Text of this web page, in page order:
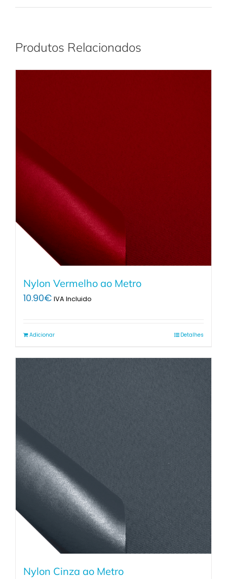
Produtos Relacionados
Nylon Vermelho ao Metro
10.90€ IVA Incluido
Adicionar Detalhes
Nylon Cinza ao Metro